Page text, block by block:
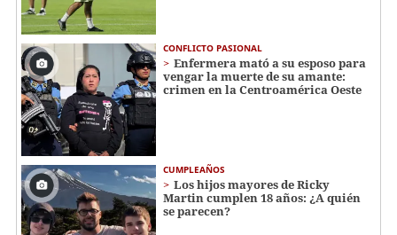
CONFLICTO PASIONAL
Enfermera mató a su esposo para
vengar la muerte de su amante:
crimen en la Centroamérica Oeste
CUMPLEAÑOS
Los hijos mayores de Ricky
Martin cumplen 18 años: ¿A quién
se parecen?